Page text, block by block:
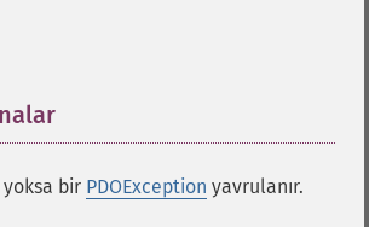
bir PDOException yavrulanır.